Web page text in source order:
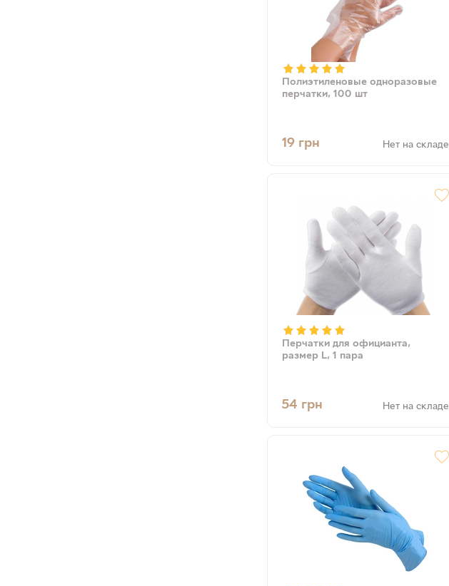
Полиэтиленовые одноразовые
перчатки, 100 шт
19 грн Нет на складе
Перчатки для официанта,
размер L, 1 пара
54 грн Нет на складе